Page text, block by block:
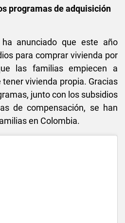
programas de adquisición
anunciado que este año
para comprar vivienda por
las familias empiecen a
vivienda propia. Gracias
junto con los subsidios
de compensación, se han
en Colombia.